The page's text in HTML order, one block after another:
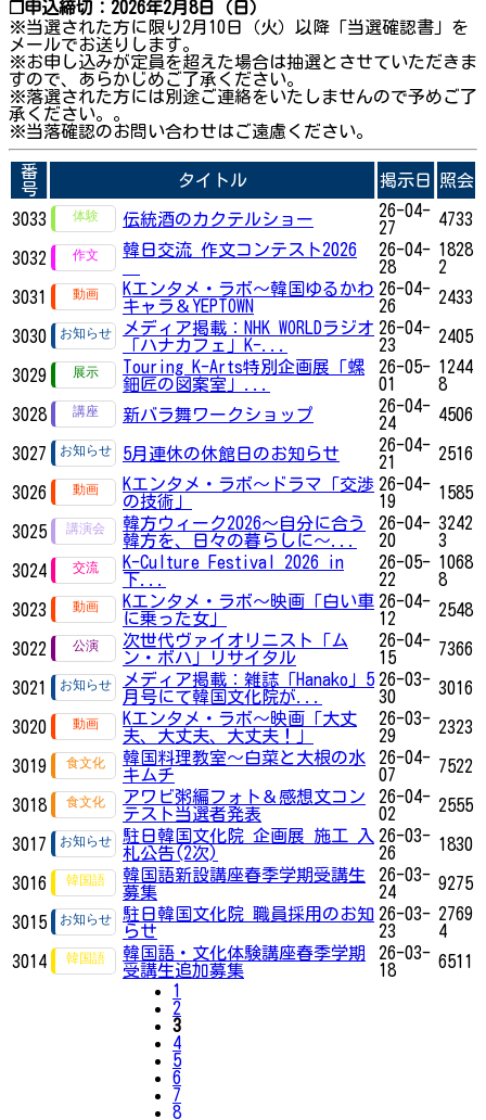
❐申込締切：2026年2月8日（日）
※当選された方に限り2月10日（火）以降「当選確認書」を
メールでお送りします。
※お申し込みが定員を超えた場合は抽選とさせていただきま
すので、あらかじめご了承ください。
※落選された方には別途ご連絡をいたしませんので予めご了
承ください。。
※当落確認のお問い合わせはご遠慮ください。
番
号
タイトル 掲示日 照会
3033 伝統酒のカクテルショー
26-04-
27
4733
3032 韓日交流 作文コンテスト2026
26-04-
28
1828
2
3031
Kエンタメ・ラボ～韓国ゆるかわ
キャラ＆YEPTOWN
26-04-
26
2433
3030
メディア掲載：NHK WORLDラジオ
「ハナカフェ」K-...
26-04-
23
2405
3029
Touring K-Arts特別企画展「螺
鈿匠の図案室」...
26-05-
01
1244
8
3028
新バラ舞ワークショップ
26-04-
24
4506
3027 5月連休の休館日のお知らせ
26-04-
21
2516
3026
Kエンタメ・ラボ～ドラマ「交渉
の技術」
26-04-
19
1585
3025
韓方ウィーク2026～自分に合う
韓方を、日々の暮らしに～...
26-04-
20
3242
3
3024
K-Culture Festival 2026 in
下...
26-05-
22
1068
8
3023
Kエンタメ・ラボ～映画「白い車
に乗った女」
26-04-
12
2548
3022
次世代ヴァイオリニスト「ム
ン・ボハ」リサイタル
26-04-
15
7366
3021
メディア掲載：雑誌「Hanako」5
月号にて韓国文化院が...
26-03-
30
3016
3020
Kエンタメ・ラボ～映画「大丈
夫、大丈夫、大丈夫！」
26-03-
29
2323
3019
韓国料理教室～白菜と大根の水
キムチ
26-04-
07
7522
3018
アワビ粥編フォト＆感想文コン
テスト当選者発表
26-04-
02
2555
3017
駐日韓国文化院 企画展 施工 入
札公告(2次)
26-03-
26
1830
3016
韓国語新設講座春季学期受講生
募集
26-03-
24
9275
3015
駐日韓国文化院 職員採用のお知
らせ
26-03-
23
2769
4
3014
韓国語・文化体験講座春季学期
受講生追加募集
26-03-
18
6511
1
2
3
4
5
6
7
8